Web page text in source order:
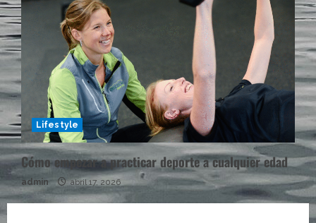
Lifestyle
Cómo empezar a practicar deporte a cualquier edad
admin abril 17, 2026